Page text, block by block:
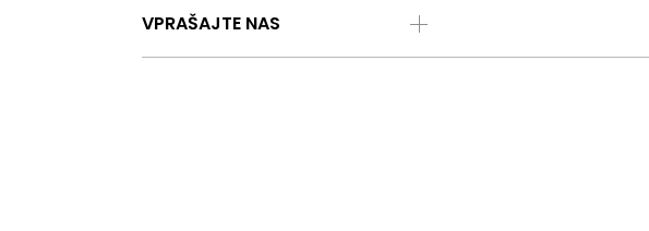
VPRAŠAJTE NAS